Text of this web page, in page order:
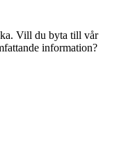
Vill du byta till vår
information?